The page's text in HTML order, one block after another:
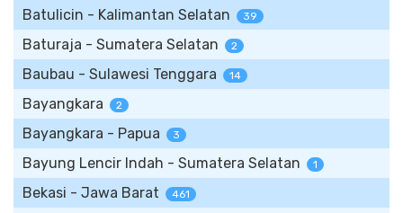
Batulicin - Kalimantan Selatan 39
Baturaja - Sumatera Selatan 2
Baubau - Sulawesi Tenggara 14
Bayangkara 2
Bayangkara - Papua 3
Bayung Lencir Indah - Sumatera Selatan 1
Bekasi - Jawa Barat 461